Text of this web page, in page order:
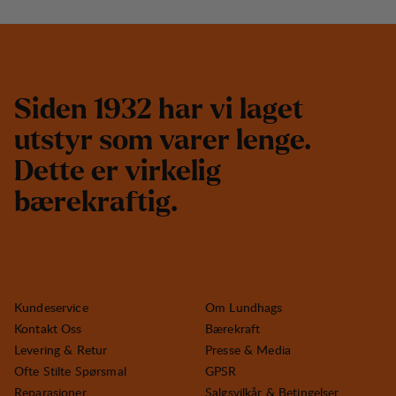
Siden 1932 har vi laget
utstyr som varer lenge.
Dette er virkelig
bærekraftig.
Kundeservice
Kontakt Oss
Levering & Retur
Ofte Stilte Spørsmal
Reparasjoner
Om Lundhags
Bærekraft
Presse & Media
GPSR
Salgsvilkår & Betingelser